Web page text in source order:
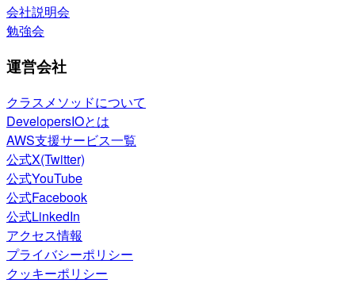
会社説明会
勉強会
運営会社
クラスメソッドについて
DevelopersIOとは
AWS支援サービス一覧
公式X(Twitter)
公式YouTube
公式Facebook
公式LinkedIn
アクセス情報
プライバシーポリシー
クッキーポリシー